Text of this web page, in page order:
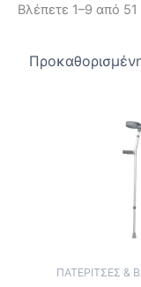
Βλέπετε 1–9 από
ΠΑΤΕΡΙΤΣΕΣ &